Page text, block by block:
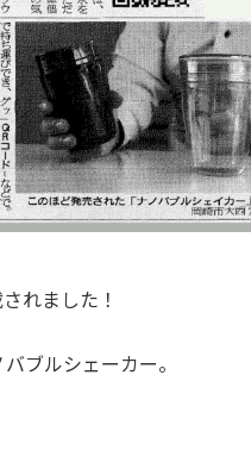
れました！
ブルシェーカー。